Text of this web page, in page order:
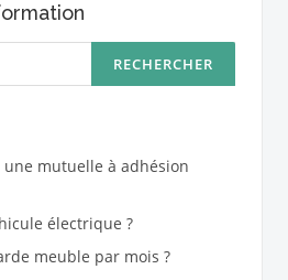
mutuelle à adhésion
électrique ?
meuble par mois ?